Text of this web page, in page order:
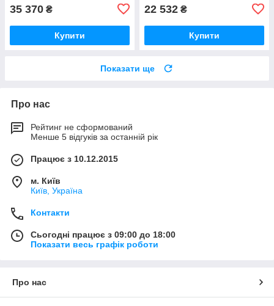
35 370 ₴
Купити
22 532 ₴
Купити
Показати ще
Про нас
Рейтинг не сформований
Менше 5 відгуків за останній рік
Працює з 10.12.2015
м. Київ
Київ, Україна
Контакти
Сьогодні працює з 09:00 до 18:00
Показати весь графік роботи
Про нас